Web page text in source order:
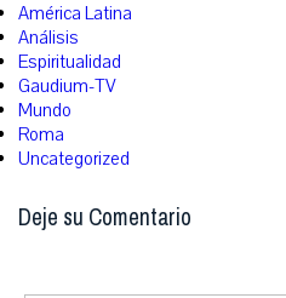
América Latina
Análisis
Espiritualidad
Gaudium-TV
Mundo
Roma
Uncategorized
Deje su Comentario